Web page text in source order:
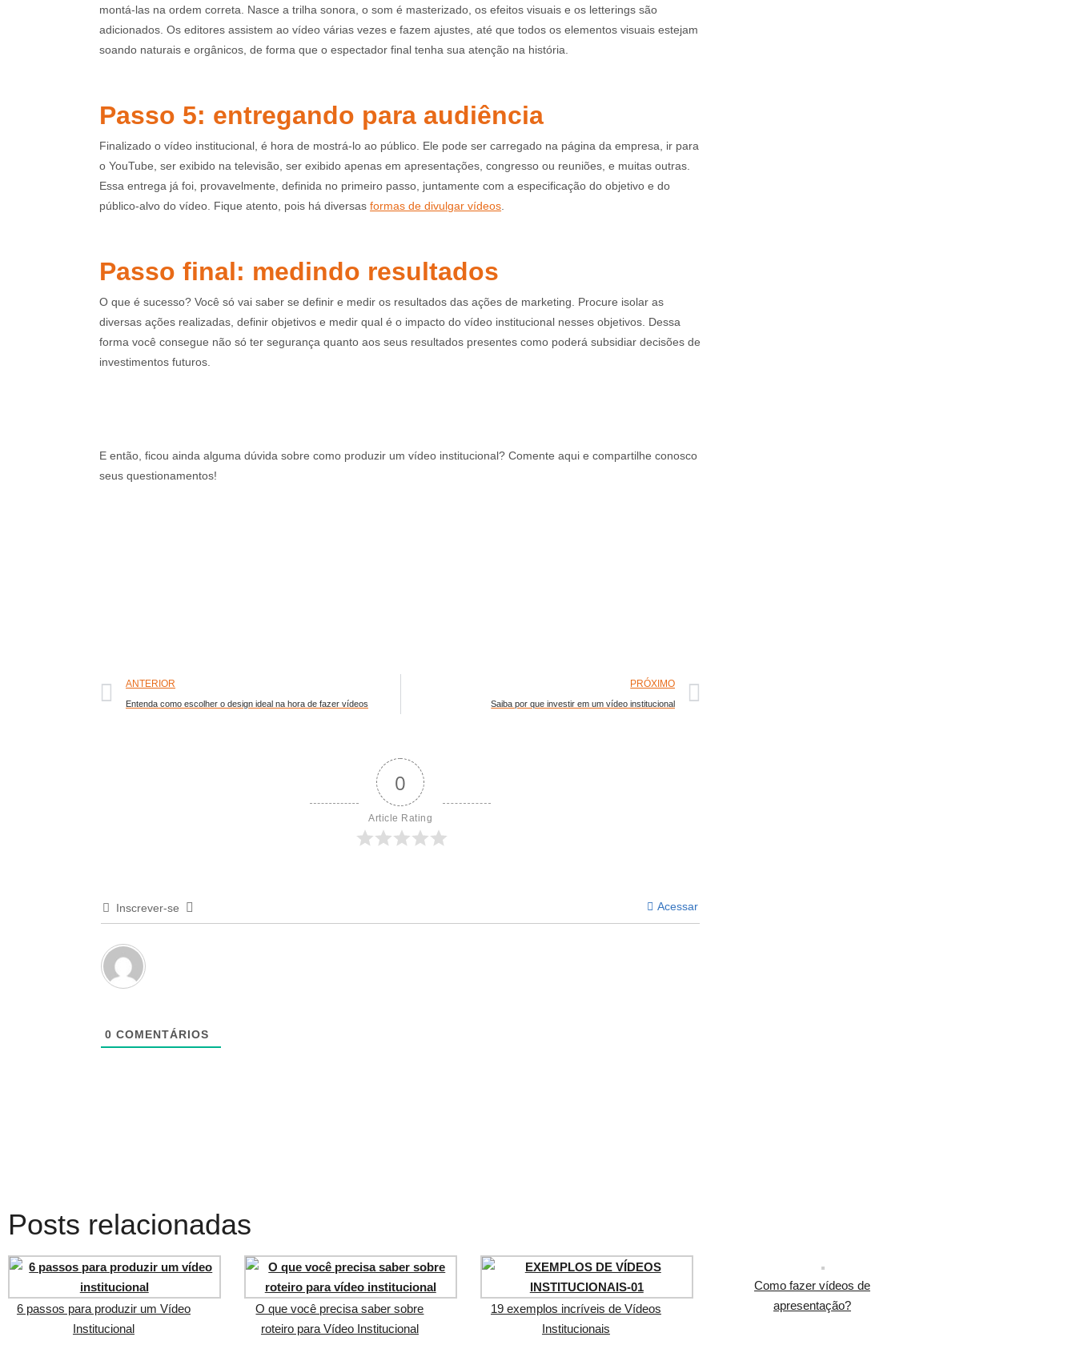
montá-las na ordem correta. Nasce a trilha sonora, o som é masterizado, os efeitos visuais e os letterings são
adicionados. Os editores assistem ao vídeo várias vezes e fazem ajustes, até que todos os elementos visuais estejam
soando naturais e orgânicos, de forma que o espectador final tenha sua atenção na história.
Passo 5: entregando para audiência
Finalizado o vídeo institucional, é hora de mostrá-lo ao público. Ele pode ser carregado na página da empresa, ir para
o YouTube, ser exibido na televisão, ser exibido apenas em apresentações, congresso ou reuniões, e muitas outras.
Essa entrega já foi, provavelmente, definida no primeiro passo, juntamente com a especificação do objetivo e do
público-alvo do vídeo. Fique atento, pois há diversasformas de divulgar vídeos
Passo final: medindo resultados
O que é sucesso? Você só vai saber se definir e medir os resultados das ações de marketing. Procure isolar as
diversas ações realizadas, definir objetivos e medir qual é o impacto do vídeo institucional nesses objetivos. Dessa
forma você consegue não só ter segurança quanto aos seus resultados presentes como poderá subsidiar decisões de
investimentos futuros.
E então, ficou ainda alguma dúvida sobre como produzir um vídeo institucional? Comente aqui e compartilhe conosco
seus questionamentos!
ANTERIOR
Entenda como escolher o design ideal na hora de fazer vídeos
PRÓXIMO
Saiba por que investir em um vídeo institucional
0
Article Rating
Inscrever-se Acessar
0 COMENTÁRIOS
Posts relacionadas
6 passos para produzir um Vídeo
Institucional
O que você precisa saber sobre
roteiro para Vídeo Institucional
19 exemplos incríveis de Vídeos
Institucionais
Como fazer vídeos de
apresentação?